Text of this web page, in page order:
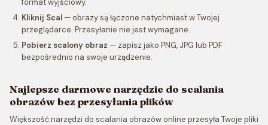
format wyjściowy.
Kliknij Scal — obrazy są łączone natychmiast w Twojej
przeglądarce. Przesyłanie nie jest wymagane.
Pobierz scalony obraz — zapisz jako PNG, JPG lub PDF
bezpośrednio na swoje urządzenie.
Najlepsze darmowe narzędzie do scalania
obrazów bez przesyłania plików
Większość narzędzi do scalania obrazów online przesyła Twoje pliki